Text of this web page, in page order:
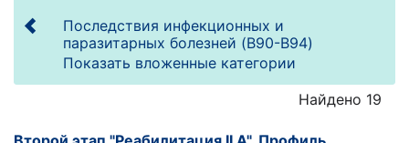
Последствия инфекционных и
паразитарных болезней (B90-B94)
Показать вложенные категории
Найдено 19